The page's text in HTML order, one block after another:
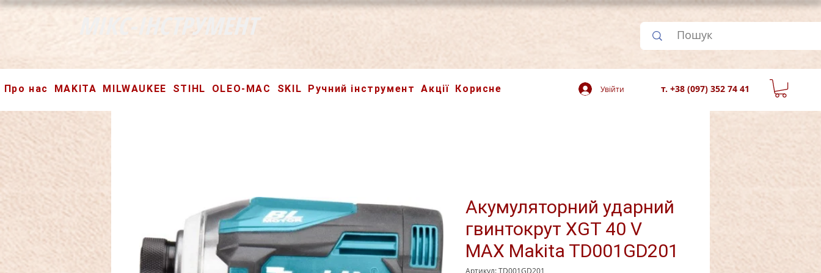
МІКС-ІНСТРУМЕНТ
Про нас MAKITA MILWAUKEE STIHL OLEO-MAC SKIL Ручний інструмент Акції Корисне т. +38 (097) 352 74 41
Увійти
Акумуляторний ударний
гвинтокрут XGT 40 V
MAX Makita TD001GD201
Артикул: TD001GD201